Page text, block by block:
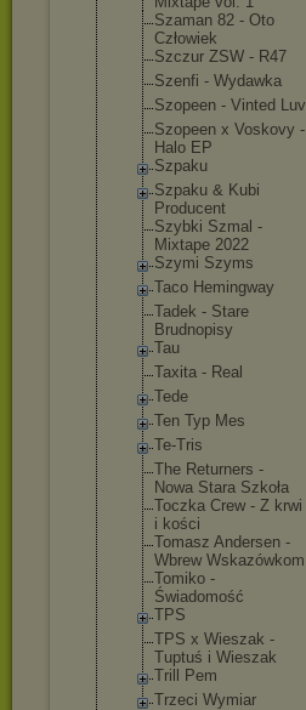
Szaman 82 - Oto
Człowiek
Szczur ZSW - R47
Szenfi - Wydawka
Szopeen - Vinted Luv
Szopeen x Voskovy -
Halo EP
Szpaku
Szpaku & Kubi
Producent
Szybki Szmal -
Mixtape 2022
Szymi Szyms
Taco Hemingway
Tadek - Stare
Brudnopisy
Tau
Taxita - Real
Tede
Ten Typ Mes
Te-Tris
The Returners -
Nowa Stara Szkoła
Toczka Crew - Z krwi
i kości
Tomasz Andersen -
Wbrew Wskazówkom
Tomiko -
Świadomość
TPS
TPS x Wieszak -
Tuptuś i Wieszak
Trill Pem
Trzeci Wymiar